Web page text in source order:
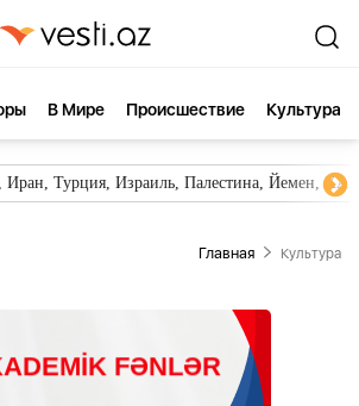
В Мире Происшествие Культура
Иран, Турция, Израиль, Палестина, Йемен,
Главная Культура